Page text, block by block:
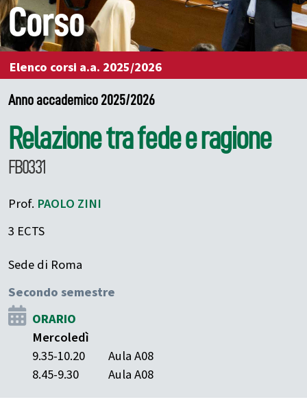
Corso
Elenco corsi a.a. 2025/2026
Anno accademico 2025/2026
Relazione tra fede e ragione
FB0331
Prof. PAOLO ZINI
3 ECTS
Sede di Roma
Secondo semestre
ORARIO
Mercoledì
9.35-10.20
Aula A08
8.45-9.30
Aula A08